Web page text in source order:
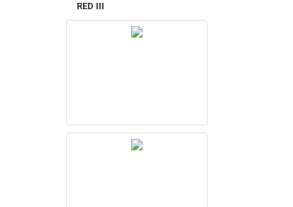
RED III